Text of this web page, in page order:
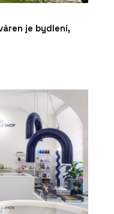
je bydlení,